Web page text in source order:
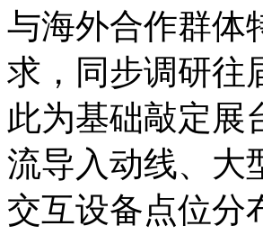
与海外合作群体
求，同步调研往
此为基础敲定展
流导入动线、大
交互设备点位分